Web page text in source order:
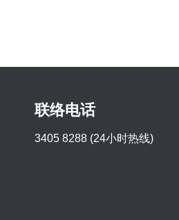
联络电话
3405 8288 (24小时热线)